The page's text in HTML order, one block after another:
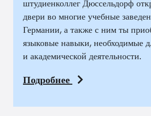
штудиенколлег Дюссельдорф
двери во многие учебные
Германии, а также с ним ты
языковые навыки, необходимые
и академической деятельности.
Подробнее